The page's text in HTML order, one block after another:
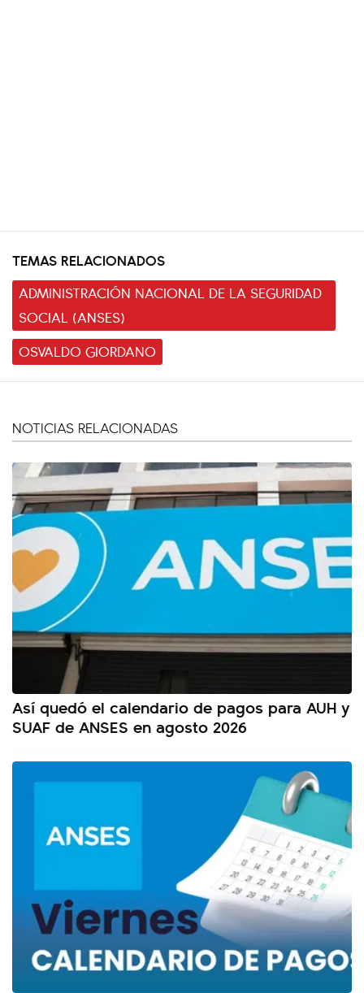
TEMAS RELACIONADOS
ADMINISTRACIÓN NACIONAL DE LA SEGURIDAD
SOCIAL (ANSES)
OSVALDO GIORDANO
NOTICIAS RELACIONADAS
Así quedó el calendario de pagos para AUH y
SUAF de ANSES en agosto 2026